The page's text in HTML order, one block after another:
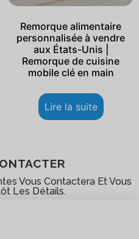
Remorque alimentaire
personnalisée à vendre
aux États-Unis |
Remorque de cuisine
mobile clé en main
Lire la suite
Vous Contactera Et Vous
Les Détails.